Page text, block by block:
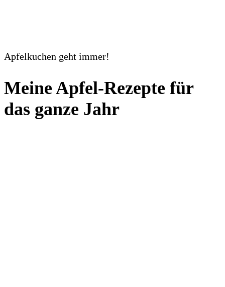
Apfelkuchen geht immer!
Meine Apfel-Rezepte für
das ganze Jahr